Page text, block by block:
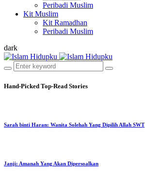
Peribadi Muslim
Kit Muslim
Kit Ramadhan
Peribadi Muslim
dark
Hand-Picked Top-Read Stories
Sarah binti Haran: Wanita Solehah Yang Dipilih Allah SWT
Janji: Amanah Yang Akan Dipersoalkan